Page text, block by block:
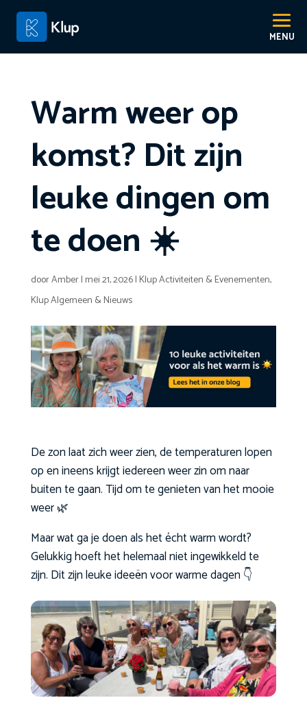
Warm weer op
komst? Dit zijn
leuke dingen om
te doen ☀️
doorAmber|mei 21, 2026|Klup Activiteiten & Evenementen,
Klup Algemeen & Nieuws
De zon laat zich weer zien, de temperaturen lopen
op en ineens krijgt iedereen weer zin om naar
buiten te gaan. Tijd om te genieten van het mooie
weer 🌿
Maar wat ga je doen als het écht warm wordt?
Gelukkig hoeft het helemaal niet ingewikkeld te
zijn. Dit zijn leuke ideeën voor warme dagen 👇